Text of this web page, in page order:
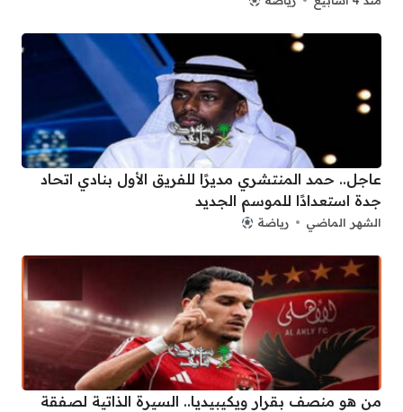
عاجل.. حمد المنتشري مديرًا للفريق الأول بنادي اتحاد
جدة استعدادًا للموسم الجديد
الشهر الماضي رياضة
من هو منصف بقرار ويكيبيديا.. السيرة الذاتية لصفقة